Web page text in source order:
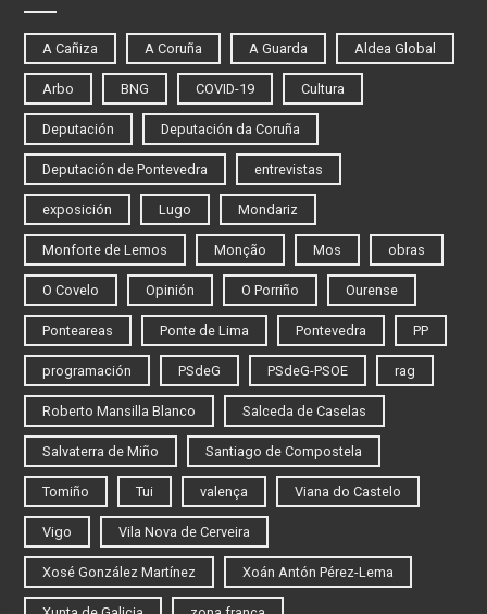
A Cañiza A Coruña A Guarda Aldea Global
Arbo BNG COVID-19 Cultura
Deputación Deputación da Coruña
Deputación de Pontevedra entrevistas
exposición Lugo Mondariz
Monforte de Lemos Monção Mos obras
O Covelo Opinión O Porriño Ourense
Ponteareas Ponte de Lima Pontevedra PP
programación PSdeG PSdeG-PSOE rag
Roberto Mansilla Blanco Salceda de Caselas
Salvaterra de Miño Santiago de Compostela
Tomiño Tui valença Viana do Castelo
Vigo Vila Nova de Cerveira
Xosé González Martínez Xoán Antón Pérez-Lema